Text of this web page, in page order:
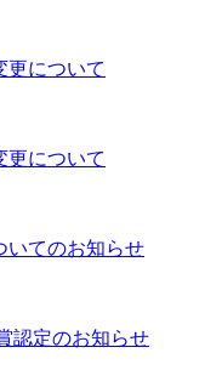
について
について
いてのお知らせ
認定のお知らせ